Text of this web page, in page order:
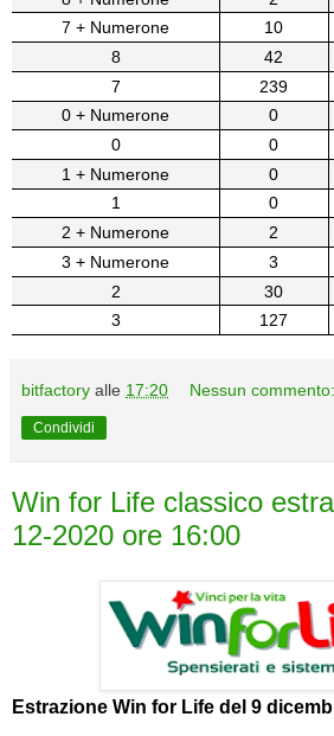
7 + Numerone
10
8
42
7
239
0 + Numerone
0
0
0
1 + Numerone
0
1
0
2 + Numerone
2
3 + Numerone
3
2
30
3
127
bitfactory alle 17:20 Nessun commento:
Condividi
Win for Life classico
12-2020 ore 16:00
Estrazione Win for Life del 9